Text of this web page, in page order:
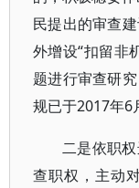
民提出的审查
外增设“扣留非
题进行审查研
规已于2017年6
二是依职
查职权，主动